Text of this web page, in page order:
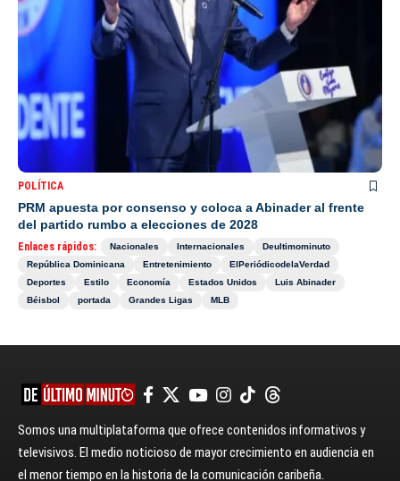
POLÍTICA
PRM apuesta por consenso y coloca a Abinader al frente
del partido rumbo a elecciones de 2028
Enlaces rápidos: Nacionales Internacionales
Deultimominuto
República Dominicana
Entretenimiento
ElPeriódicodelaVerdad
Deportes
Estilo Economía Estados Unidos
Luis Abinader
Béisbol
portada Grandes Ligas MLB
Somos una multiplataforma que ofrece contenidos informativos y
televisivos. El medio noticioso de mayor crecimiento en audiencia en
el menor tiempo en la historia de la comunicación caribeña.